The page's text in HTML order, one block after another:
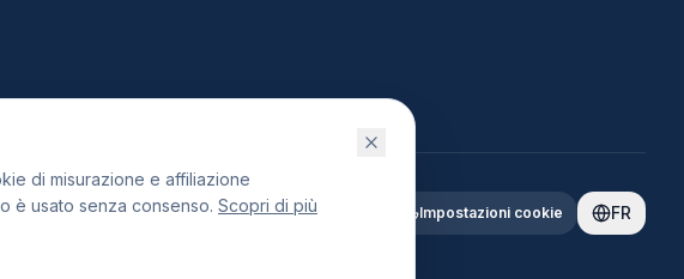
Impostazioni cookie FR
Discover Cars e altri
di misurazione e affiliazione
è usato senza consenso. Scopri di più